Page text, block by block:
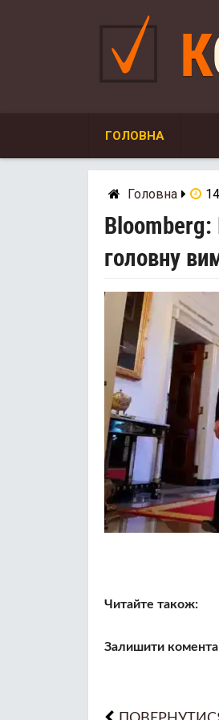
ГОЛОВНА
Головна
Bloomberg:
головну
Читайте також:
Залишити